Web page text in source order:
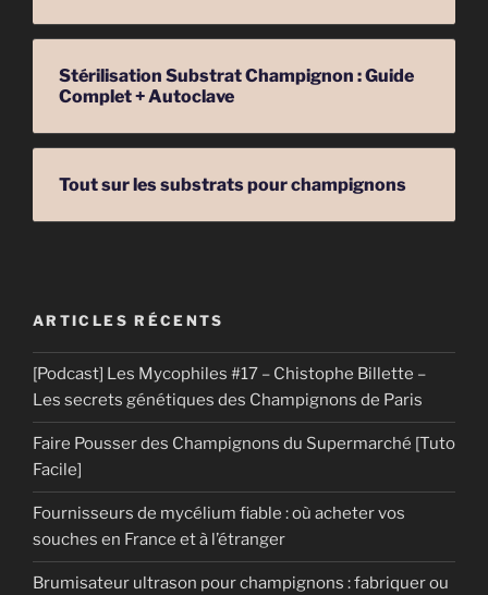
Stérilisation Substrat Champignon : Guide
Complet + Autoclave
Tout sur les substrats pour champignons
ARTICLES RÉCENTS
[Podcast] Les Mycophiles #17 – Chistophe Billette –
Les secrets génétiques des Champignons de Paris
Faire Pousser des Champignons du Supermarché [Tuto
Facile]
Fournisseurs de mycélium fiable : où acheter vos
souches en France et à l’étranger
Brumisateur ultrason pour champignons : fabriquer ou